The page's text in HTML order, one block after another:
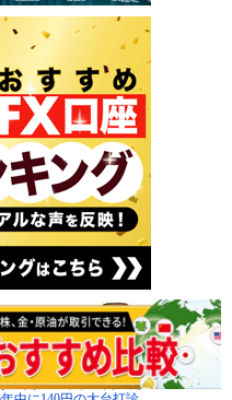
展開に!? 米ドル高・円